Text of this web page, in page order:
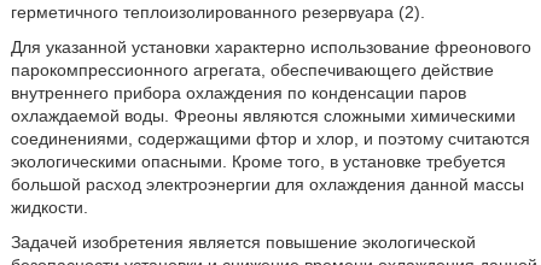
герметичного теплоизолированного резервуара (2).
Для указанной установки характерно использование фреонового
парокомпрессионного агрегата, обеспечивающего действие
внутреннего прибора охлаждения по конденсации паров
охлаждаемой воды. Фреоны являются сложными химическими
соединениями, содержащими фтор и хлор, и поэтому считаются
экологическими опасными. Кроме того, в установке требуется
большой расход электроэнергии для охлаждения данной массы
жидкости.
Задачей изобретения является повышение экологической